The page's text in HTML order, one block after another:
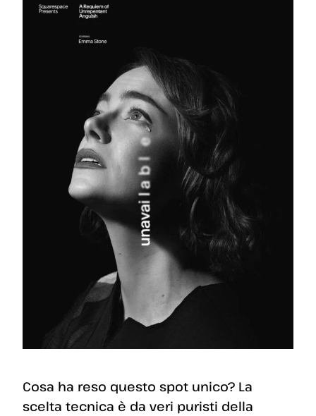
Cosa ha reso questo spot unico? La
scelta tecnica è da veri puristi della